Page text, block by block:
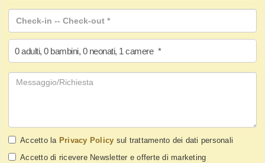
0 adulti, 0 bambini, 0 neonati, 1 camere *
Accetto la Privacy Policy sul trattamento dei dati personali
Accetto di ricevere Newsletter e offerte di marketing